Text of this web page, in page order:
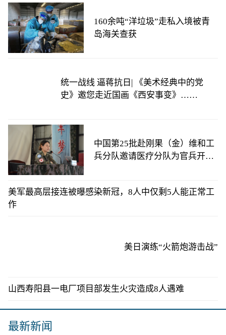
160余吨“洋垃圾”走私入境被青
岛海关查获
统一战线 逼蒋抗日| 《美术经典中的党
史》邀您走近国画《西安事变》……
中国第25批赴刚果（金）维和工
兵分队邀请医疗分队为官兵开展
美军最高层接连被曝感染新冠，8人中仅剩5人能正常工
作
美日演练“火箭炮游击战”
山西寿阳县一电厂项目部发生火灾造成8人遇难
最新新闻